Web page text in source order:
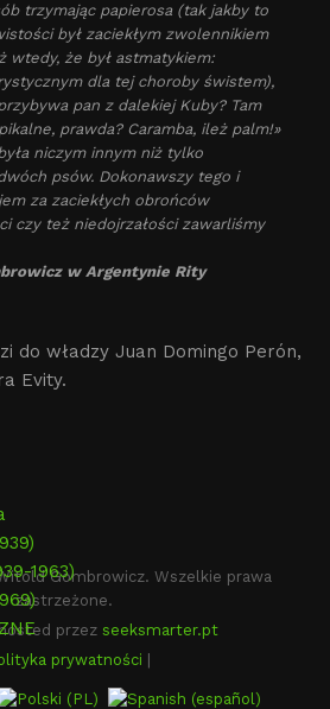
trzymając papierosa (tak jakby to
był zaciekłym zwolennikiem
wtedy, że był astmatykiem:
dla tej choroby świstem),
pan z dalekiej Kuby? Tam
prawda? Caramba, ileż palm!»
niczym innym niż tylko
psów. Dokonawszy tego i
za zaciekłych obrońców
czy też niedojrzałości zawarliśmy
w Argentynie Rity
do władzy Juan Domingo Perón,
Evity.
1963)
Gombrowicz. Wszelkie prawa
zastrzeżone.
przez seeksmarter.pt
prywatności